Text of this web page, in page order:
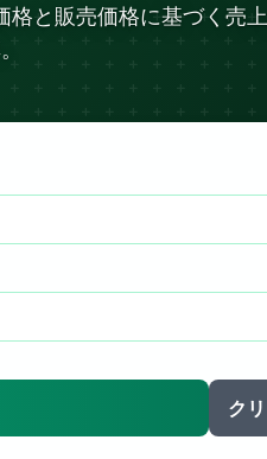
格と販売価格に基づく売
ク